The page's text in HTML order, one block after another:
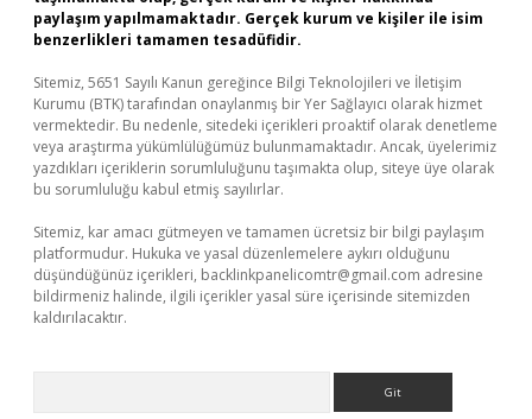
paylaşım yapılmamaktadır. Gerçek kurum ve kişiler ile isim
benzerlikleri tamamen tesadüfidir.
Sitemiz, 5651 Sayılı Kanun gereğince Bilgi Teknolojileri ve İletişim
Kurumu (BTK) tarafından onaylanmış bir Yer Sağlayıcı olarak hizmet
vermektedir. Bu nedenle, sitedeki içerikleri proaktif olarak denetleme
veya araştırma yükümlülüğümüz bulunmamaktadır. Ancak, üyelerimiz
yazdıkları içeriklerin sorumluluğunu taşımakta olup, siteye üye olarak
bu sorumluluğu kabul etmiş sayılırlar.
Sitemiz, kar amacı gütmeyen ve tamamen ücretsiz bir bilgi paylaşım
platformudur. Hukuka ve yasal düzenlemelere aykırı olduğunu
düşündüğünüz içerikleri, backlinkpanelicomtr@gmail.com adresine
bildirmeniz halinde, ilgili içerikler yasal süre içerisinde sitemizden
kaldırılacaktır.